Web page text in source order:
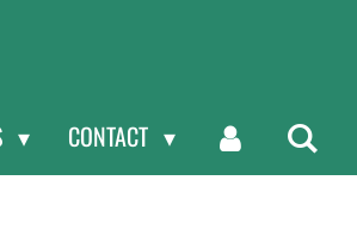
CONTACT